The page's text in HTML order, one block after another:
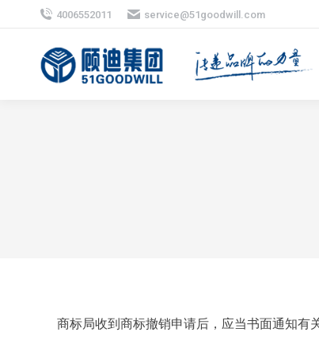
4006552011 service@51goodwill.com
商标局收到商标撤销申请后，应当书面通知有